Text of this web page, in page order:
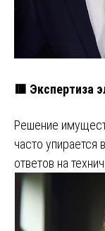
🟥 Экспертиза
Решение
часто упирается
ответов на